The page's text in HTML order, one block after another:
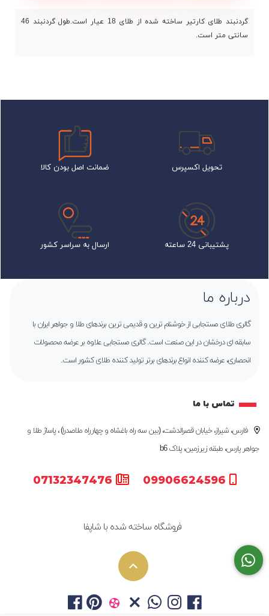
گردنبند طلای کارتیر ساخته شده از طلای 18 عیار است.طول گردنبند 46
سانتی متر است.
تحویل اکسپرس ضمانت اصل بودن کالا
پشتیبانی 24 ساعته ارسال به سراسر کشور
درباره ما
گالری طلای مستجابی از خوشنام ترین و قدیمی ترین برندهای طلا و جواهر ایران با
سابقه ای درخشان در این صنعت است. گالری مستجابی علاوه بر عرضه محصولات
انحصاری، عرضه کننده انواع برندهای برتر تولید کننده طلای کشور است.
تماس با ما
فارس، شیراز، خیابان قصرالدشت، (بین سه راه باغشاه و چهارراه ملاصدرا) ، پاساژ طلا و
جواهر پارس، طبقه زیرزمین، پلاک b6
فروشگاه ساخته شده با شاپفا